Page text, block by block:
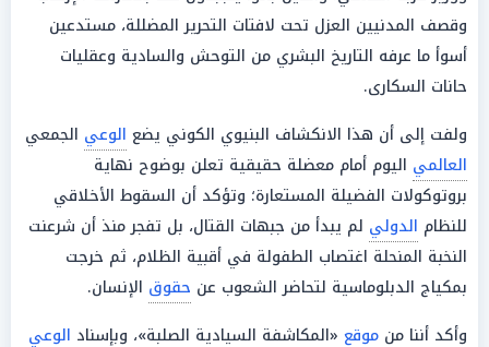
وقصف المدنيين العزل تحت لافتات التحرير المضللة، مستدعين
أسوأ ما عرفه التاريخ البشري من التوحش والسادية وعقليات
حانات السكارى.
ولفت إلى أن هذا الانكشاف البنيوي الكوني يضع الوعي الجمعي
العالمي اليوم أمام معضلة حقيقية تعلن بوضوح نهاية
بروتوكولات الفضيلة المستعارة؛ وتؤكد أن السقوط الأخلاقي
للنظام الدولي لم يبدأ من جبهات القتال، بل تفجر منذ أن شرعنت
النخبة المنحلة اغتصاب الطفولة في أقبية الظلام، ثم خرجت
بمكياج الدبلوماسية لتحاضر الشعوب عن حقوق الإنسان.
وأكد أننا من موقع «المكاشفة السيادية الصلبة»، وبإسناد الوعي